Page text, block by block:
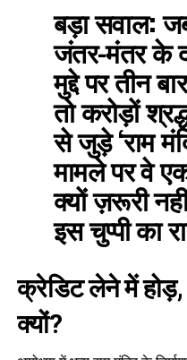
बड़ा सवाल:
जंतर-मंतर के
मुद्दे पर तीन
तो करोड़ों
से जुड़े ‘राम
मामले पर वे
क्यों ज़रूरी
इस चुप्पी का
क्रेडिट लेने में
क्यों?